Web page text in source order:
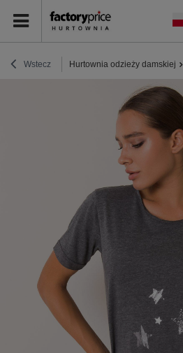
Wstecz Hurtownia odzieży damskiej